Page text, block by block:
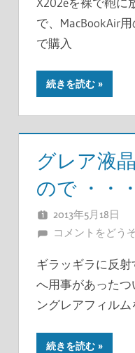
で、MacBookAir
で購入
続きを読む
グレア液
ので ・・
2013年5月18日
コメントをどう
ギラッギラに反
へ用事があった
ングレアフィルム
続きを読む